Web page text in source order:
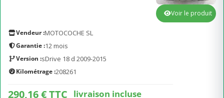
Vendeur :MOTOCOCHE SL
Garantie :12 mois
Version :sDrive 18 d 2009-2015
Kilométrage :208261
290,16 € TTC livraison incluse
Voir le produit